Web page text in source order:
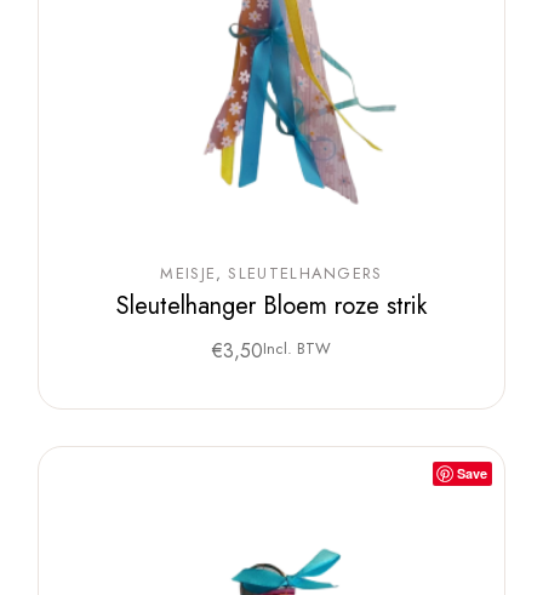
MEISJE SLEUTELHANGERS
Sleutelhanger Bloem roze strik
€3,50Incl. BTW
Save